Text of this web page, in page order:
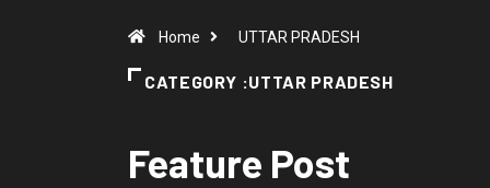
Home UTTAR PRADESH
CATEGORY :UTTAR PRADESH
Feature Post